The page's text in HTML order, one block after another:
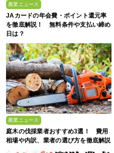
農業ニュース
JAカードの年会費・ポイント還元率
を徹底解説！ 無料条件や支払い締め
日は？
農業ニュース
庭木の伐採業者おすすめ3選！ 費用
相場や内訳、業者の選び方を徹底解説